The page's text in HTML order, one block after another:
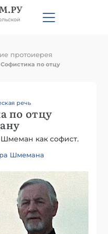
протоиерея
по отцу
речь
по отцу
как софист.
Шмемана